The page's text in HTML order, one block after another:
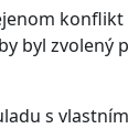
byl zvolený
s